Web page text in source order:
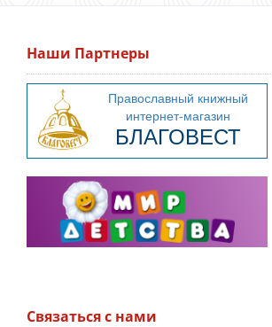
Наши Партнеры
Связаться с нами